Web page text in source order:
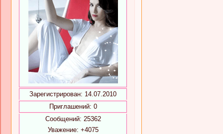
Зарегистрирован: 14.07.2010
Приглашений: 0
Сообщений: 25362
Уважение: +4075